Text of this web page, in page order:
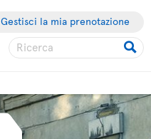
Gestisci la mia prenotazione